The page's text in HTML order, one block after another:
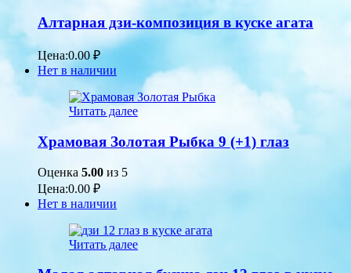
Алтарная дзи-композиция в куске агата
Цена:0.00₽
Нет в наличии
Читать далее
Храмовая Золотая Рыбка 9 (+1) глаз
Оценка 5.00 из 5
Цена:0.00 ₽
Нет в наличии
Читать далее